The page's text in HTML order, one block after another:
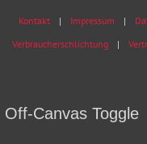
Kontakt Impressum
Verbraucherschlichtung
Off-Canvas Toggle